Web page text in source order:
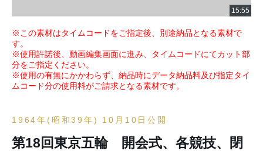
※この素材はタイムコードをご指定後、別途納品となる素材で
す。
※使用許諾後、動画編集画面に進み、タイムコードにてカット部
分をご指定ください。
※使用の有無にかかわらず、納品時にデータ納品料及び指定タイ
ムコード分の使用料がご請求となる素材です。
1964年(昭和39年) 10月10日公開
第18回東京五輪 開会式、各競技、閉